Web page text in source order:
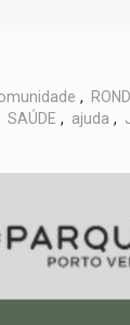
,
SAÚDE , ajuda ,